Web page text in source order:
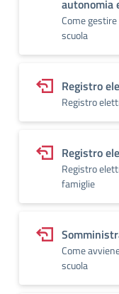
autonomia
Come
scuola
Registro
Registro
Registro
Registro
famiglie
Come
scuola